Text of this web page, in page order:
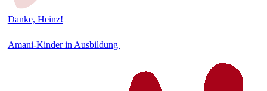
Danke, Heinz!
Amani-Kinder in Ausbildung